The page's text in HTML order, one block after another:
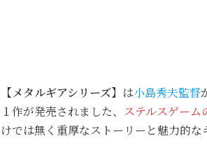
【メタルギアシリーズ】 は小島秀夫監督
１作が発売されました、 ステルスゲーム
けでは無く重厚なストーリーと魅力的な